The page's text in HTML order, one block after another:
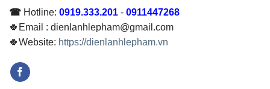
2026
☎ Hotline: 0919.333.201 - 0911447268
🍀Email : dienlanhlepham@gmail.com
🍀Website: https://dienlanhlepham.vn